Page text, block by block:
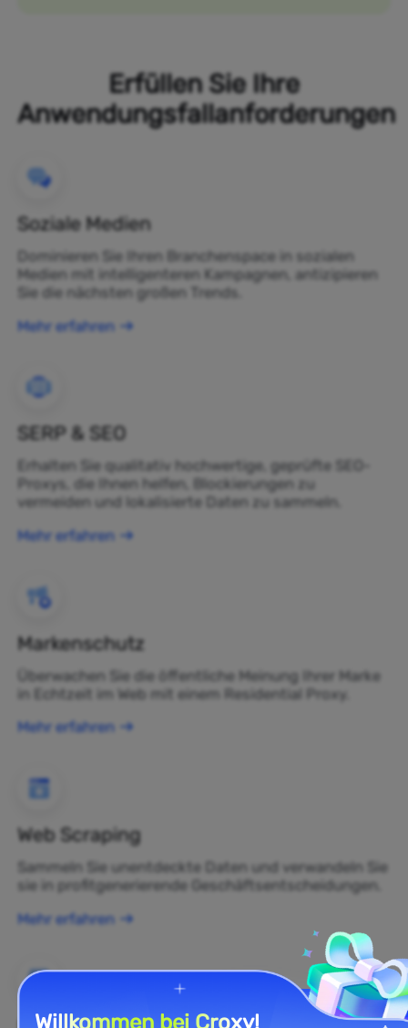
Erfüllen Sie Ihre
Anwendungsfallanforderungen
Soziale Medien
Dominieren Sie Ihren Branchenspace in sozialen
Medien mit intelligenteren Kampagnen, antizipieren
Sie die nächsten großen Trends.
Mehr erfahren
SERP & SEO
Erhalten Sie qualitativ hochwertige, geprüfte SEO-
Proxys, die Ihnen helfen, Blockierungen zu
vermeiden und lokalisierte Daten zu sammeln.
Mehr erfahren
Markenschutz
Überwachen Sie die öffentliche Meinung Ihrer Marke
in Echtzeit im Web mit einem Residential Proxy.
Mehr erfahren
Web Scraping
Sammeln Sie unentdeckte Daten und verwandeln Sie
sie in profitgenerierende Geschäftsentscheidungen.
Mehr erfahren
Willkommen bei Croxy!